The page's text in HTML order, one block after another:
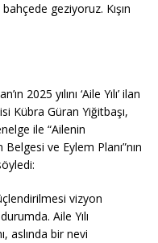
geziyoruz. Kışın
2025 yılını ‘Aile Yılı’ ilan
Kübra Güran Yiğitbaşı,
ile “Ailenin
ve Eylem Planı”nın
vizyon
Aile Yılı
aslında bir nevi